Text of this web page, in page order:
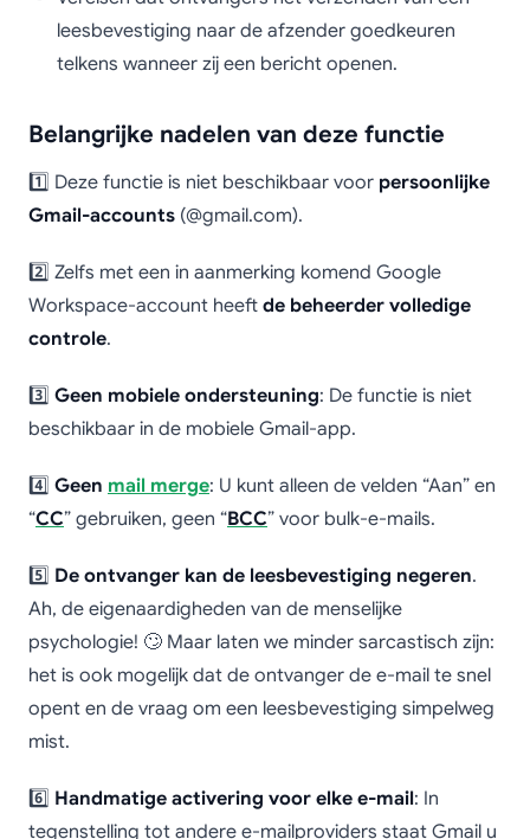
leesbevestiging naar de afzender goedkeuren
telkens wanneer zij een bericht openen.
Belangrijke nadelen van deze functie
1️⃣ Deze functie is niet beschikbaar voor persoonlijke
Gmail-accounts (@gmail.com).
2️⃣ Zelfs met een in aanmerking komend Google
Workspace-account heeft de beheerder volledige
controle.
3️⃣ Geen mobiele ondersteuning: De functie is niet
beschikbaar in de mobiele Gmail-app.
4️⃣ Geen mail merge: U kunt alleen de velden “Aan” en
“CC” gebruiken, geen “BCC” voor bulk-e-mails.
5️⃣ De ontvanger kan de leesbevestiging negeren.
Ah, de eigenaardigheden van de menselijke
psychologie! 🙄 Maar laten we minder sarcastisch zijn:
het is ook mogelijk dat de ontvanger de e-mail te snel
opent en de vraag om een leesbevestiging simpelweg
mist.
6️⃣ Handmatige activering voor elke e-mail: In
tegenstelling tot andere e-mailproviders staat Gmail u